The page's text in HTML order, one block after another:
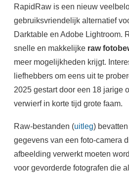
RapidRaw is een nieuw
gebruiksvriendelijk alternatief
Darktable en Adobe Lightroom.
snelle en makkelijke raw
meer mogelijkheden krijgt.
liefhebbers om eens uit te
2025 gestart door een 18 jarige
verwierf in korte tijd grote faam.
Raw-bestanden (uitleg)
gegevens van een foto-camera
afbeelding verwerkt moeten
voor gevorderde fotografen die